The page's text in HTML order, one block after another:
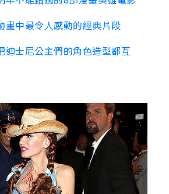
畫中最令人感動的經典片段
迪士尼公主們的角色造型都互